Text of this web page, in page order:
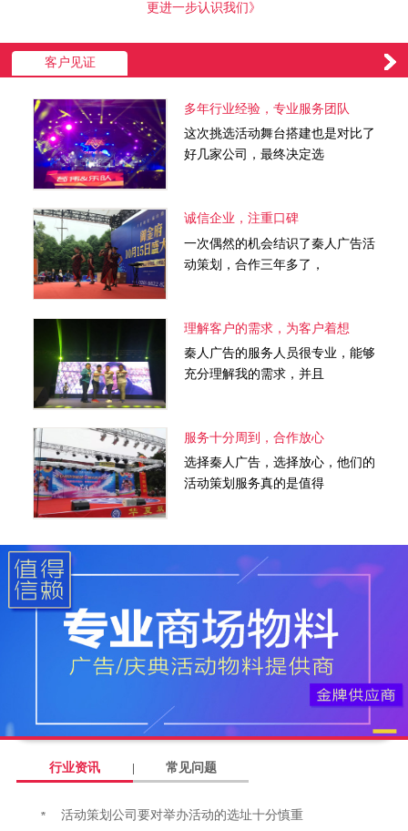
更进一步认识我们》
客户见证
多年行业经验，专业服务团队
这次挑选活动舞台搭建也是对比了
好几家公司，最终决定选
诚信企业，注重口碑
一次偶然的机会结识了秦人广告活
动策划，合作三年多了，
理解客户的需求，为客户着想
秦人广告的服务人员很专业，能够
充分理解我的需求，并且
服务十分周到，合作放心
选择秦人广告，选择放心，他们的
活动策划服务真的是值得
行业资讯 常见问题
活动策划公司要对举办活动的选址十分慎重